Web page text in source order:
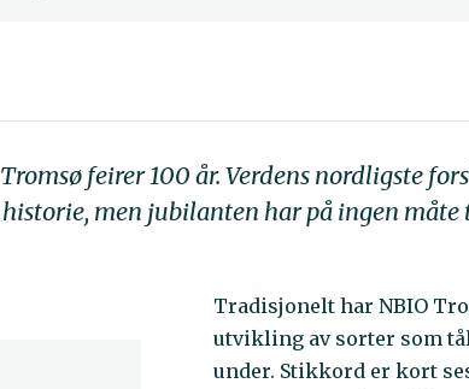
feirer 100 år. Verdens nordligste
men jubilanten har på ingen måte
Tradisjonelt har NBIO
utvikling av sorter som
under. Stikkord er kort